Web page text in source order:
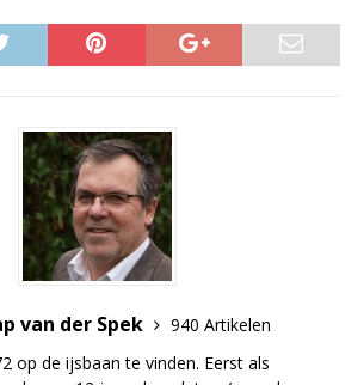
van der Spek
940 Artikelen
op de ijsbaan te vinden. Eerst als